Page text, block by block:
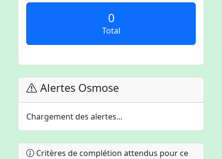
0
Total
Alertes Osmose
Chargement des alertes...
Critères de complétion attendus pour ce